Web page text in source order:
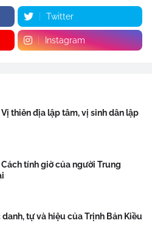
Twitter
Instagram
Vị thiên địa lập tâm, vị sinh dân lập
Cách tính giờ của người Trung
tự và hiệu của Trịnh Bản Kiều